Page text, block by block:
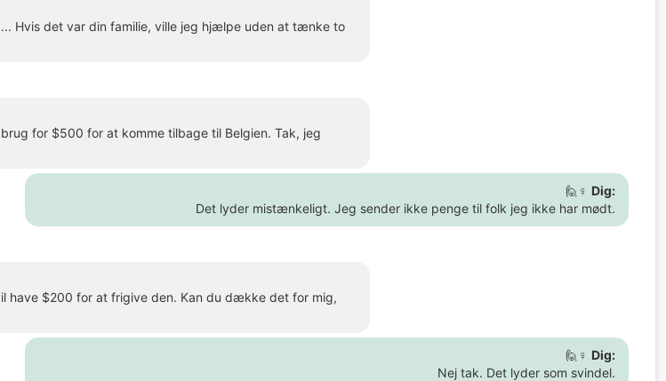
Hvis det var din familie, ville jeg hjælpe uden at tænke to
for $500 for at komme tilbage til Belgien. Tak, jeg
🙋♀️ Dig:
Det lyder mistænkeligt. Jeg sender ikke penge til folk jeg ikke har mødt.
have $200 for at frigive den. Kan du dække det for mig,
🙋♀️ Dig:
Nej tak. Det lyder som svindel.